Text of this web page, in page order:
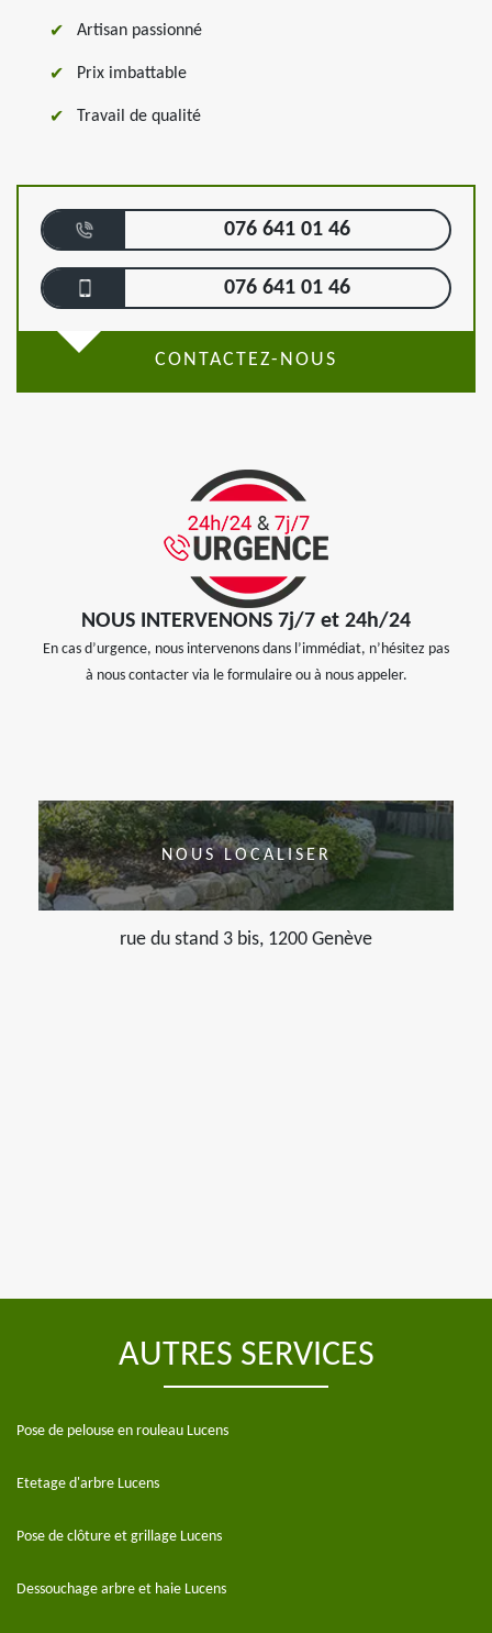
Artisan passionné
Prix imbattable
Travail de qualité
076 641 01 46
076 641 01 46
CONTACTEZ-NOUS
NOUS INTERVENONS 7j/7 et 24h/24
En cas d’urgence, nous intervenons dans l’immédiat, n’hésitez pas
à nous contacter via le formulaire ou à nous appeler.
NOUS LOCALISER
rue du stand 3 bis, 1200 Genève
AUTRES SERVICES
Pose de pelouse en rouleau Lucens
Etetage d'arbre Lucens
Pose de clôture et grillage Lucens
Dessouchage arbre et haie Lucens